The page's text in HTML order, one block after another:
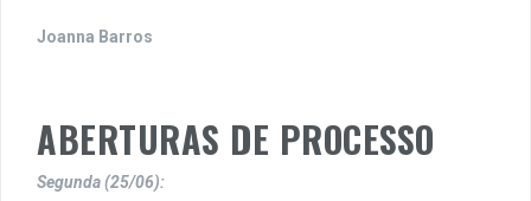
Joanna Barros
ABERTURAS DE PROCESSO
Segunda (25/06):